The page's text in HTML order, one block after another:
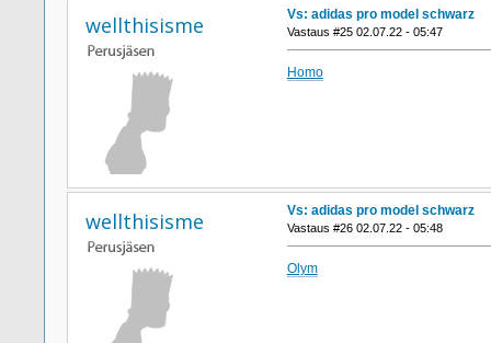
wellthisisme Vs: adidas pro model schwarz
Vastaus #25 02.07.22 - 05:47
Homo
wellthisisme Vs: adidas pro model schwarz
Vastaus #26 02.07.22 - 05:48
Olym